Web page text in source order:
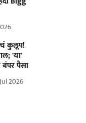
कुलूप!
'या'
बंपर पैसा
2026